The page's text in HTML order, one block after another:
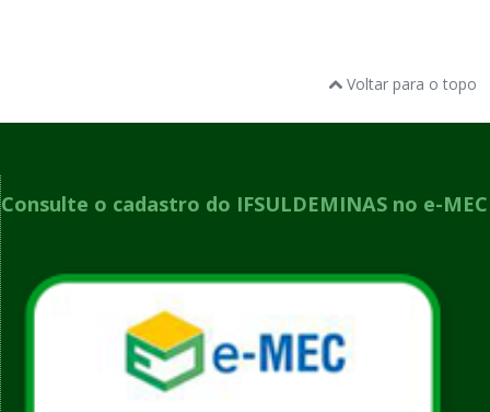
Voltar para o topo
Consulte o cadastro do IFSULDEMINAS no e-MEC